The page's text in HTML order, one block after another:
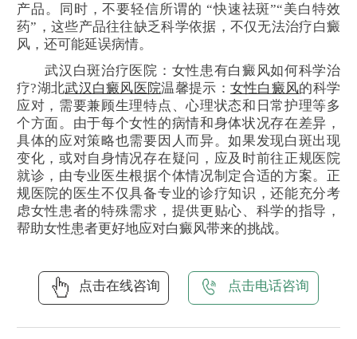
产品。同时，不要轻信所谓的 “快速祛斑”“美白特效
药”，这些产品往往缺乏科学依据，不仅无法治疗白癜
风，还可能延误病情。
武汉白斑治疗医院：女性患有白癜风如何科学治
疗?湖北武汉白癜风医院温馨提示： 女性白癜风的科学
应对，需要兼顾生理特点、心理状态和日常护理等多
个方面。由于每个女性的病情和身体状况存在差异，
具体的应对策略也需要因人而异。如果发现白斑出现
变化，或对自身情况存在疑问，应及时前往正规医院
就诊，由专业医生根据个体情况制定合适的方案。正
规医院的医生不仅具备专业的诊疗知识，还能充分考
虑女性患者的特殊需求，提供更贴心、科学的指导，
帮助女性患者更好地应对白癜风带来的挑战。
点击在线咨询 点击电话咨询